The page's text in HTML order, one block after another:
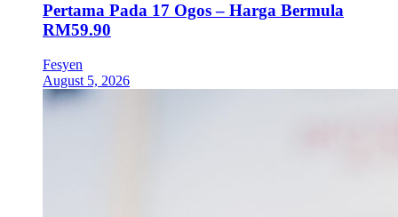
Pertama Pada 17 Ogos – Harga Bermula
RM59.90
Fesyen
August 5, 2026